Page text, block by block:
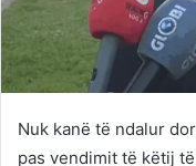
Nuk kanë të ndalur
pas vendimit të këtij